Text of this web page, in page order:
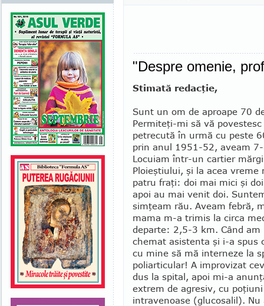
"Despre omenie,
Stimată redacţie,
Sunt un om de aproape 70
Permiteţi-mi să vă
petrecută în urmă cu pes­te
prin anul 1951-52, aveam
Locuiam într-un cartier
Ploieştiului, şi la acea vreme
patru fraţi: doi mai mici şi
apoi au mai venit doi.
simţeam rău. Aveam febră,
mama m-a trimis la circa
departe: 2,5-3 km. Când
che­mat asistenta şi i-a spus
cu mine să mă interneze la
poliarticular! A impro­vizat
dus la spital, apoi mi-a
extrem de agresiv, cu
intravenoase (glucosalil).